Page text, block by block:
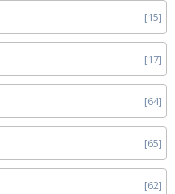
15
17
64
65
62